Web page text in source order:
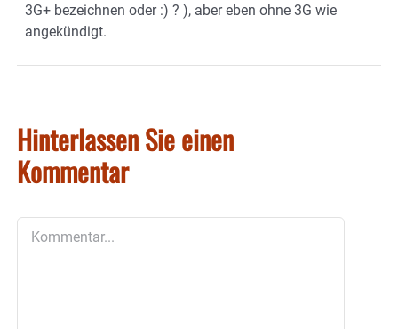
3G+ bezeichnen oder :) ? ), aber eben ohne 3G wie
angekündigt.
Hinterlassen Sie einen
Kommentar